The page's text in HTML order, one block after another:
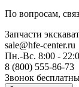
По вопросам,
Запчасти
sale@hfe-center.ru
Пн.-Вс. 8:00 -
8 (800) 555-86-73
Звонок